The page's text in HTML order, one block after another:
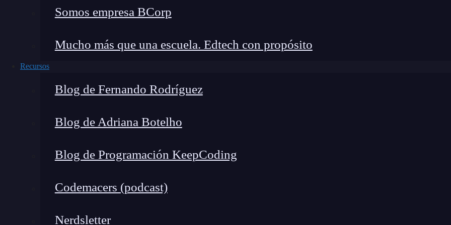
Somos empresa BCorp
Mucho más que una escuela. Edtech con propósito
Recursos
Blog de Fernando Rodríguez
Blog de Adriana Botelho
Blog de Programación KeepCoding
Codemacers (podcast)
Nerdsletter
declive?
El informe del FEM señala tres razones principales: